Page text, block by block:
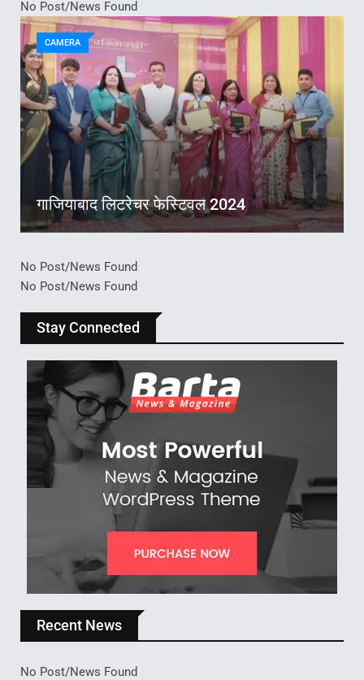
No Post/News Found
गाजियाबाद लिटरेचर फेस्टिवल 2024
CAMERA
No Post/News Found
No Post/News Found
Stay Connected
Recent News
No Post/News Found